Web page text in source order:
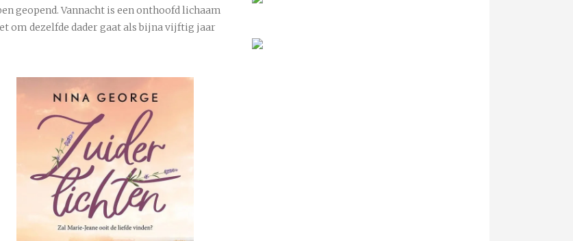
geopend. Vannacht is een onthoofd lichaam
om dezelfde dader gaat als bijna vijftig jaar